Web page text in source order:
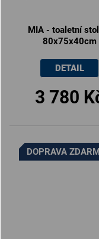
MIA - toaletní
80x75x40cm
3 780
DETAIL
DOPRAVA